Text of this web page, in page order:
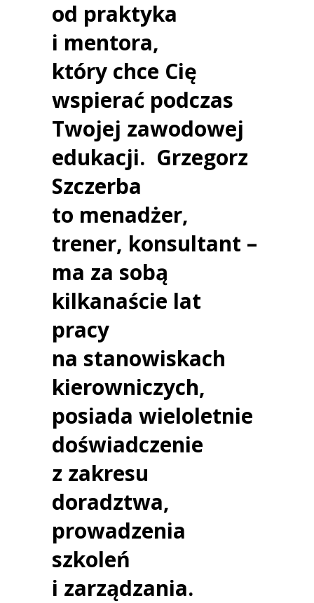
od praktyka
i mentora,
który chce Cię
wspierać podczas
Twojej zawodowej
edukacji. Grzegorz
Szczerba
to menadżer,
trener, konsultant –
ma za sobą
kilkanaście lat
pracy
na stanowiskach
kierowniczych,
posiada wieloletnie
doświadczenie
z zakresu
doradztwa,
prowadzenia
szkoleń
i zarządzania.